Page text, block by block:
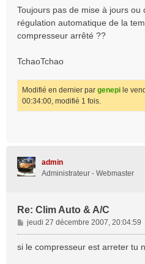
g
e
Toujours pas de mise à jours ou
régulation automatique de la
compresseur arrêté ??
TchaoTchao
Modifié en dernier par genepi le
00:34:00, modifié 1 fois.
admin
Administrateur - Webmaster
Re: Clim Auto & A/C
M
e
s
jeudi 27 décembre 2007, 20:04:59
si le compresseur est arreter tu